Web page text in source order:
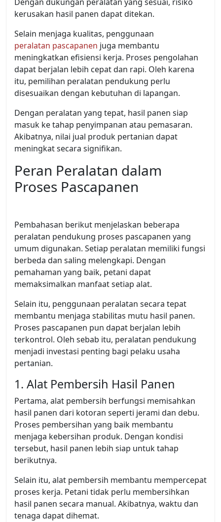
Dengan dukungan peralatan yang sesuai, risiko
kerusakan hasil panen dapat ditekan.
Selain menjaga kualitas, penggunaan
peralatan pascapanen juga membantu
meningkatkan efisiensi kerja. Proses pengolahan
dapat berjalan lebih cepat dan rapi. Oleh karena
itu, pemilihan peralatan pendukung perlu
disesuaikan dengan kebutuhan di lapangan.
Dengan peralatan yang tepat, hasil panen siap
masuk ke tahap penyimpanan atau pemasaran.
Akibatnya, nilai jual produk pertanian dapat
meningkat secara signifikan.
Peran Peralatan dalam
Proses Pascapanen
Pembahasan berikut menjelaskan beberapa
peralatan pendukung proses pascapanen yang
umum digunakan. Setiap peralatan memiliki fungsi
berbeda dan saling melengkapi. Dengan
pemahaman yang baik, petani dapat
memaksimalkan manfaat setiap alat.
Selain itu, penggunaan peralatan secara tepat
membantu menjaga stabilitas mutu hasil panen.
Proses pascapanen pun dapat berjalan lebih
terkontrol. Oleh sebab itu, peralatan pendukung
menjadi investasi penting bagi pelaku usaha
pertanian.
1. Alat Pembersih Hasil Panen
Pertama, alat pembersih berfungsi memisahkan
hasil panen dari kotoran seperti jerami dan debu.
Proses pembersihan yang baik membantu
menjaga kebersihan produk. Dengan kondisi
tersebut, hasil panen lebih siap untuk tahap
berikutnya.
Selain itu, alat pembersih membantu mempercepat
proses kerja. Petani tidak perlu membersihkan
hasil panen secara manual. Akibatnya, waktu dan
tenaga dapat dihemat.